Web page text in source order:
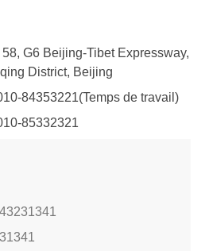
58, G6 Beijing-Tibet Expressway,
District, Beijing
84353221(Temps de travail)
85332321